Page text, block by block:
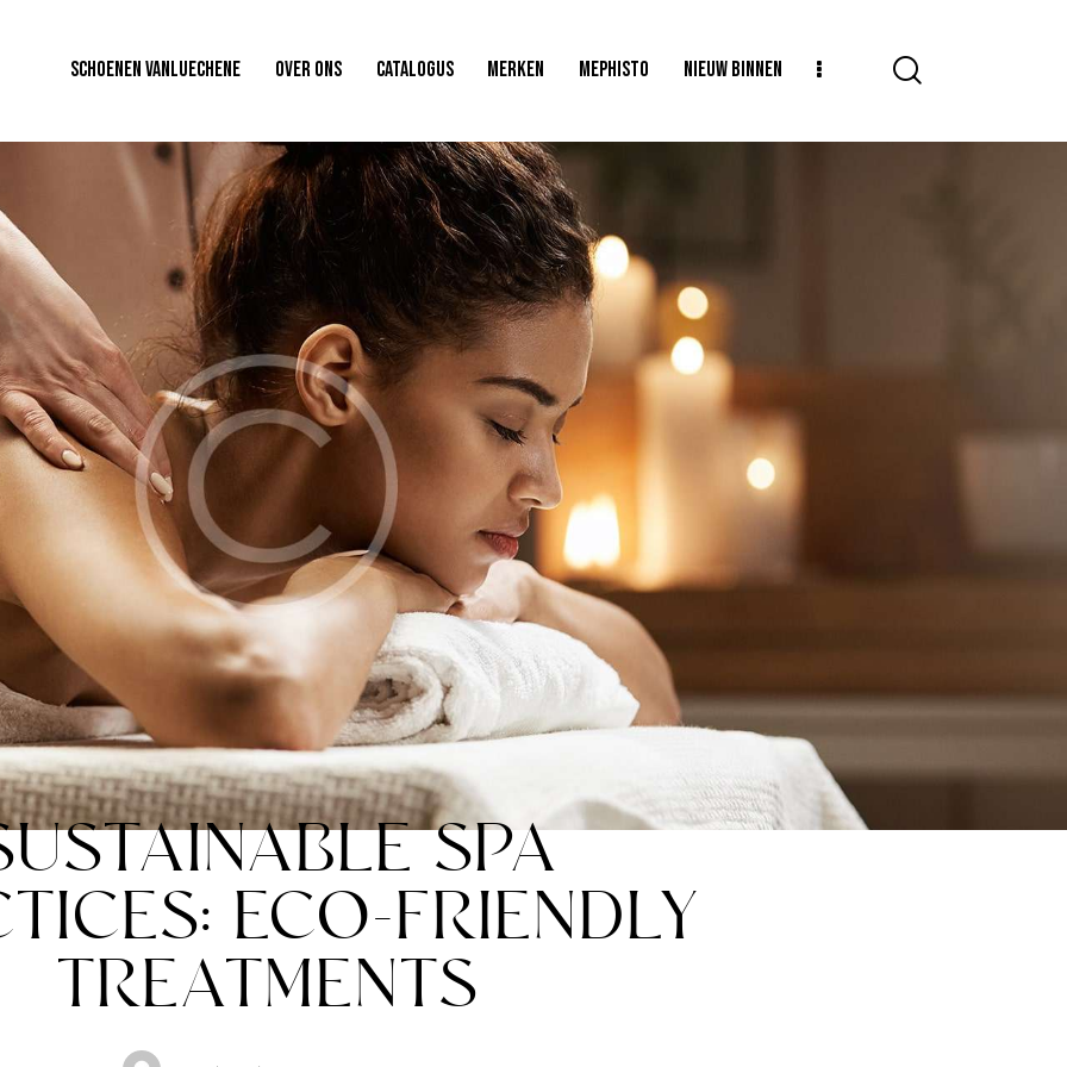
SCHOENEN VANLUECHENE OVER ONS CATALOGUS MERKEN MEPHISTO NIEUW BINNEN
TRENDING
SPA
ECO-FRIENDLY
TREATMENTS